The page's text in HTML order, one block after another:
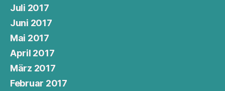
Juli 2017
Juni 2017
Mai 2017
April 2017
März 2017
Februar 2017